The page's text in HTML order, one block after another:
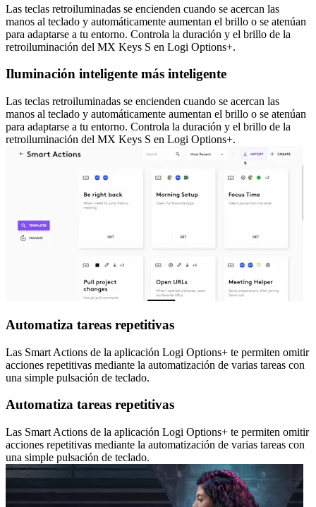
Las teclas retroiluminadas se encienden cuando se acercan las
manos al teclado y automáticamente aumentan el brillo o se atenúan
para adaptarse a tu entorno. Controla la duración y el brillo de la
retroiluminación del MX Keys S en Logi Options+.
Iluminación inteligente más inteligente
Las teclas retroiluminadas se encienden cuando se acercan las
manos al teclado y automáticamente aumentan el brillo o se atenúan
para adaptarse a tu entorno. Controla la duración y el brillo de la
retroiluminación del MX Keys S en Logi Options+.
Automatiza tareas repetitivas
Las Smart Actions de la aplicación Logi Options+ te permiten omitir
acciones repetitivas mediante la automatización de varias tareas con
una simple pulsación de teclado.
Automatiza tareas repetitivas
Las Smart Actions de la aplicación Logi Options+ te permiten omitir
acciones repetitivas mediante la automatización de varias tareas con
una simple pulsación de teclado.